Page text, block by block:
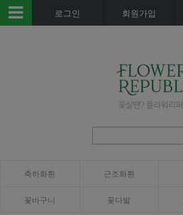
로그인 회원가입
축하화환 근조화환
꽃바구니 꽃다발